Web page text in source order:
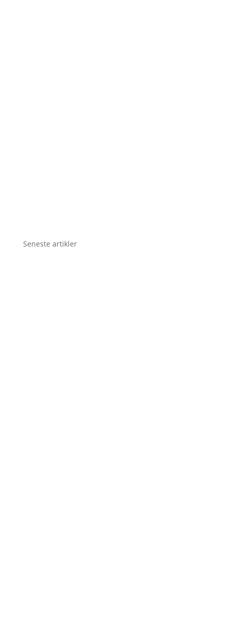
Seneste artikler